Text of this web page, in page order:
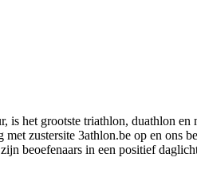
is het grootste triathlon, duathlon
zustersite 3athlon.be op en ons
beoefenaars in een positief